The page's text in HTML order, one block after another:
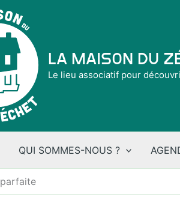
La Maison du
Le lieu associatif pour
QUI SOMMES-NOUS ?
parfaite